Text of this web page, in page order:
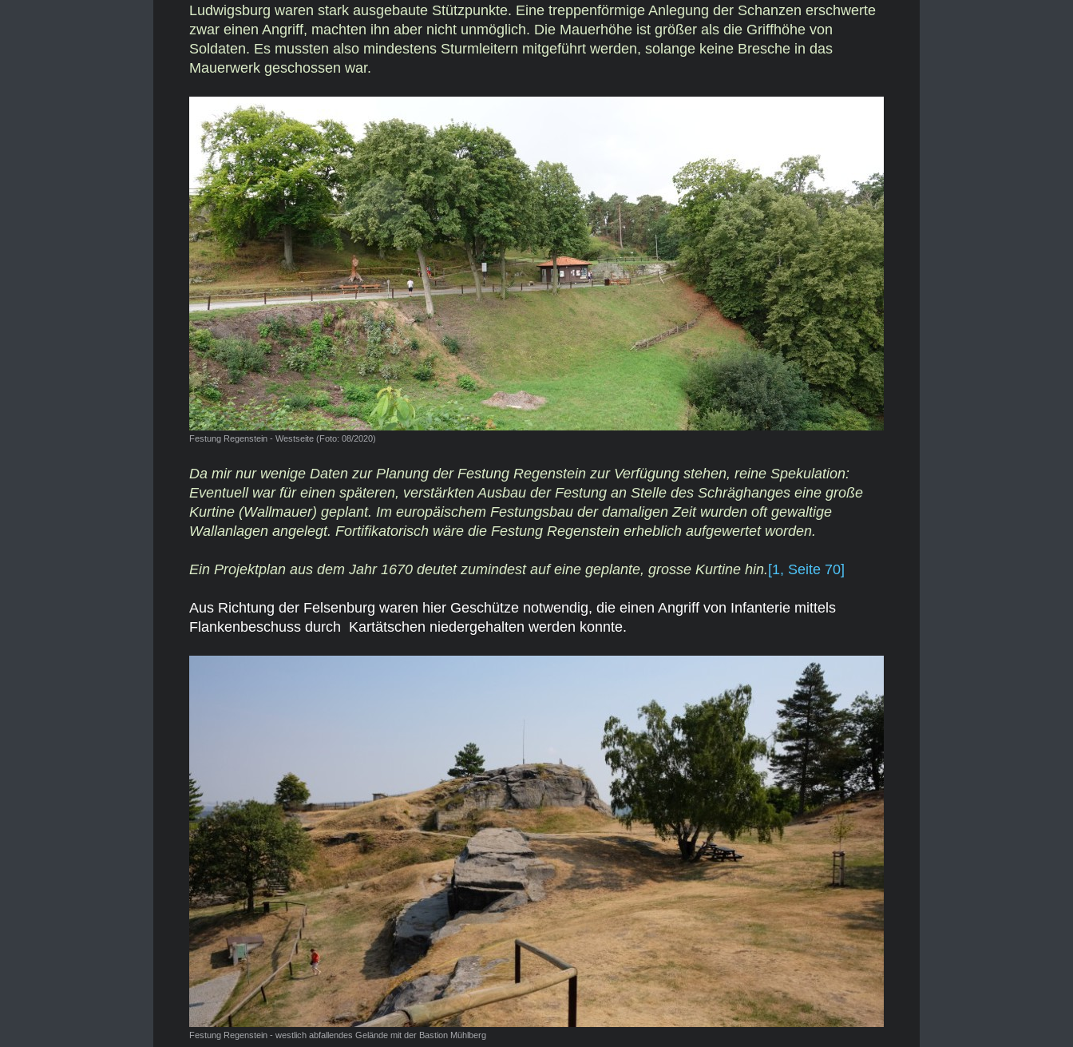
Ludwigsburg waren stark ausgebaute Stützpunkte. Eine treppenförmige Anlegung der Schanzen erschwerte
zwar einen Angriff, machten ihn aber nicht unmöglich. Die Mauerhöhe ist größer als die Griffhöhe von
Soldaten. Es mussten also mindestens Sturmleitern mitgeführt werden, solange keine Bresche in das
Mauerwerk geschossen war.
Festung Regenstein - Westseite (Foto: 08/2020)
Da mir nur wenige Daten zur Planung der Festung Regenstein zur Verfügung stehen, reine Spekulation:
Eventuell war für einen späteren, verstärkten Ausbau der Festung an Stelle des Schräghanges eine große
Kurtine (Wallmauer) geplant. Im europäischem Festungsbau der damaligen Zeit wurden oft gewaltige
Wallanlagen angelegt. Fortifikatorisch wäre die Festung Regenstein erheblich aufgewertet worden.
Ein Projektplan aus dem Jahr 1670 deutet zumindest auf eine geplante, grosse Kurtine hin.[1, Seite 70]
Aus Richtung der Felsenburg waren hier Geschütze notwendig, die einen Angriff von Infanterie mittels
Flankenbeschuss durch Kartätschen niedergehalten werden konnte.
Festung Regenstein - westlich abfallendes Gelände mit der Bastion Mühlberg